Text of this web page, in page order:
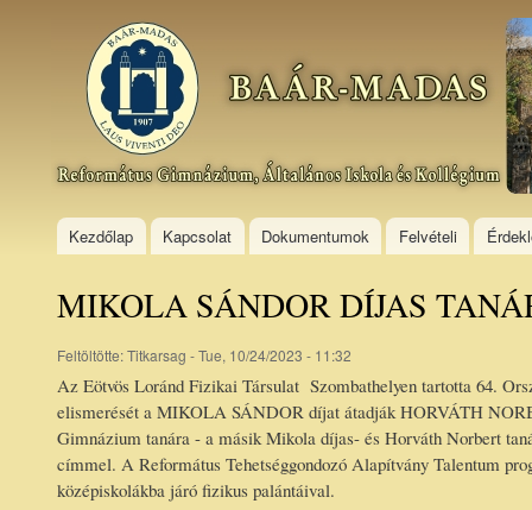
Baár–
Madas
Református
Gimnázium,
Általános
Kollégium
Kezdőlap Kapcsolat Dokumentumok Felvételi
MIKOLA SÁNDOR DÍJAS
Feltöltötte:Titkarsag - Tue, 10/24/2023 - 11:32
Az Eötvös Loránd Fizikai Társulat Szombathelyen tartotta 64.
elismerését a MIKOLA SÁNDOR díjat átadják HORVÁTH
Gimnázium tanára - a másik Mikola díjas- és Horváth Norbert
címmel. A Református Tehetséggondozó Alapítvány Talentum
középiskolákba járó fizikus palántáival.